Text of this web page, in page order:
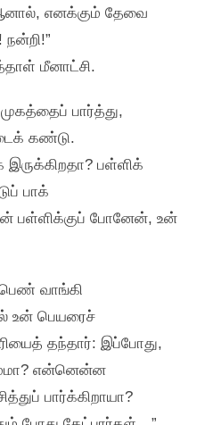
எனக்கும்‌ தேவை
மீனாட்சி.
பார்த்து,
கண்டு.
இருக்கிறதா? பள்ளிக்‌
பாக்‌
பள்ளிக்குப்‌ போனேன்‌, உன்‌
வாங்கி
உன்‌ பெயரைச்‌
தந்தார்‌: இப்போது,
என்னென்ன
பார்க்கிறாயா?